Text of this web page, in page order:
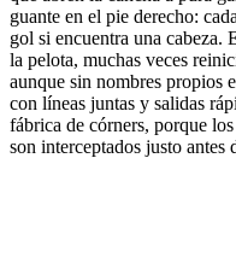
guante en el pie derecho:
gol si encuentra una cabeza.
la pelota, muchas veces
aunque sin nombres propios
con líneas juntas y salidas
fábrica de córners, porque
son interceptados justo antes